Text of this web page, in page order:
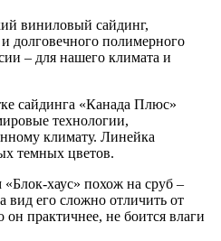
виниловый сайдинг,
долговечного полимерного
– для нашего климата и
сайдинга «Канада Плюс»
технологии,
климату. Линейка
темных цветов.
хаус» похож на сруб –
его сложно отличить от
он практичнее, не боится влаги